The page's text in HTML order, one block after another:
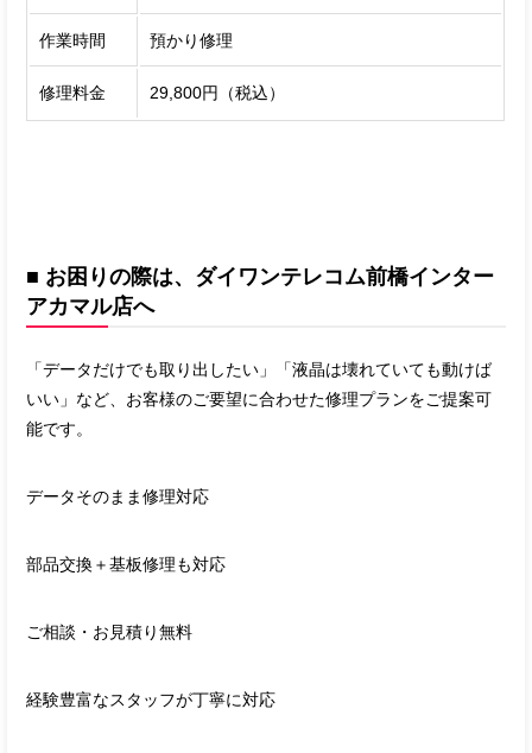
作業時間 預かり修理
修理料金 29,800円（税込）
■ お困りの際は、ダイワンテレコム前橋インター
アカマル店へ
「データだけでも取り出したい」「液晶は壊れていても動けば
いい」など、お客様のご要望に合わせた修理プランをご提案可
能です。
データそのまま修理対応
部品交換＋基板修理も対応
ご相談・お見積り無料
経験豊富なスタッフが丁寧に対応